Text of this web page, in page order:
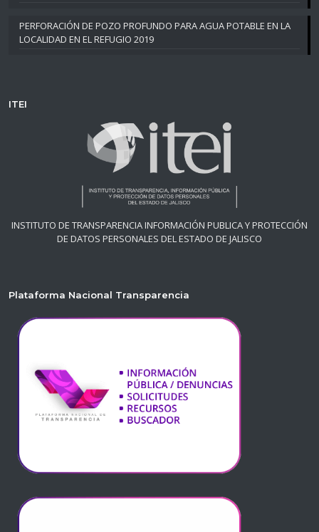
PERFORACIÓN DE POZO PROFUNDO PARA AGUA POTABLE EN LA
LOCALIDAD EN EL REFUGIO 2019
ITEI
INSTITUTO DE TRANSPARENCIA INFORMACIÓN PUBLICA Y PROTECCIÓN
DE DATOS PERSONALES DEL ESTADO DE JALISCO
Plataforma Nacional Transparencia